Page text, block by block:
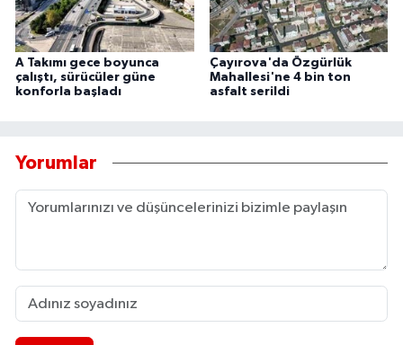
A Takımı gece boyunca
çalıştı, sürücüler güne
konforla başladı
Çayırova'da Özgürlük
Mahallesi'ne 4 bin ton
asfalt serildi
Yorumlar